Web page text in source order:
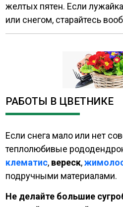
желтых пятен. Если
или снегом, старайтесь
РАБОТЫ В ЦВЕТНИКЕ
Если снега мало или нет
теплолюбивые
клематис, вереск,
подручными материалами.
Не делайте большие